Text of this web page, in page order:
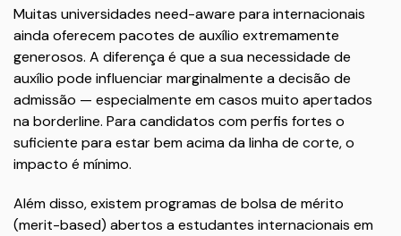
Muitas universidades need-aware para internacionais
ainda oferecem pacotes de auxílio extremamente
generosos. A diferença é que a sua necessidade de
auxílio pode influenciar marginalmente a decisão de
admissão — especialmente em casos muito apertados
na borderline. Para candidatos com perfis fortes o
suficiente para estar bem acima da linha de corte, o
impacto é mínimo.
Além disso, existem programas de bolsa de mérito
(merit-based) abertos a estudantes internacionais em